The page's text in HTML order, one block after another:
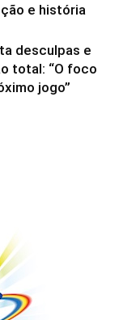
e história
desculpas e
total: “O foco
jogo”